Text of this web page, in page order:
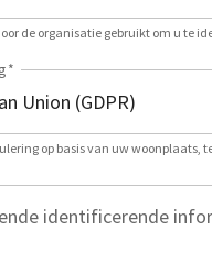
de organisatie gebruikt om u te
*
op basis van uw woonplaats,
identificerende